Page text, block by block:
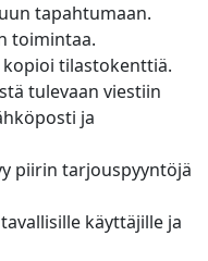
tapahtumaan.
toimintaa.
tilastokenttiä.
tulevaan viestiin
ja
piirin tarjouspyyntöjä
käyttäjille ja